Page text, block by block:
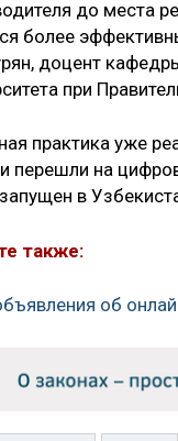
до места
более
доцент
при
практика уже
перешли на
в
также:
об